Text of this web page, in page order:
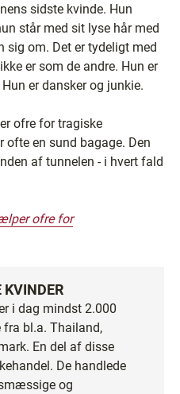
sidste kvinde. Hun
står med sit lyse hår med
sig om. Det er tydeligt med
er som de andre. Hun er
er dansker og junkie.
ofre for tragiske
en sund bagage. Den
af tunnelen - i hvert fald
ofre for
i dag mindst 2.000
fra bl.a. Thailand,
En del af disse
De handlede
og